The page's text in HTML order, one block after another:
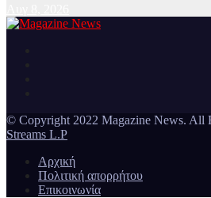
© Copyright 2022 Magazine News. All
Streams L.P
Αρχική
Πολιτική απορρήτου
Επικοινωνία